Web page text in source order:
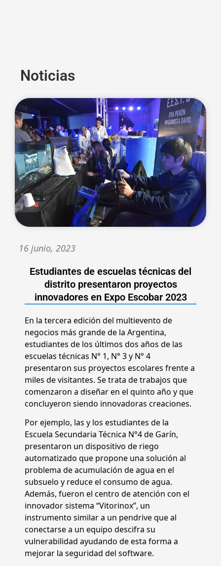
Noticias
16 junio, 2023
Estudiantes de escuelas técnicas del
distrito presentaron proyectos
innovadores en Expo Escobar 2023
En la tercera edición del multievento de
negocios más grande de la Argentina,
estudiantes de los últimos dos años de las
escuelas técnicas N° 1, N° 3 y N° 4
presentaron sus proyectos escolares frente a
miles de visitantes. Se trata de trabajos que
comenzaron a diseñar en el quinto año y que
concluyeron siendo innovadoras creaciones.
Por ejemplo, las y los estudiantes de la
Escuela Secundaria Técnica N°4 de Garín,
presentaron un dispositivo de riego
automatizado que propone una solución al
problema de acumulación de agua en el
subsuelo y reduce el consumo de agua.
Además, fueron el centro de atención con el
innovador sistema “Vitorinox”, un
instrumento similar a un pendrive que al
conectarse a un equipo descifra su
vulnerabilidad ayudando de esta forma a
mejorar la seguridad del software.